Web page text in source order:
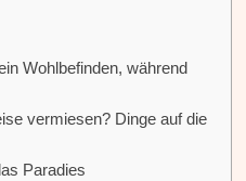
Wohlbefinden, während
vermiesen? Dinge auf die
Paradies